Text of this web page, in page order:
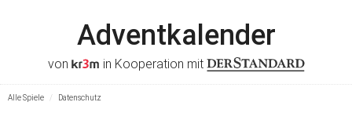
Adventkalender
von in Kooperation mit
Alle Spiele Datenschutz